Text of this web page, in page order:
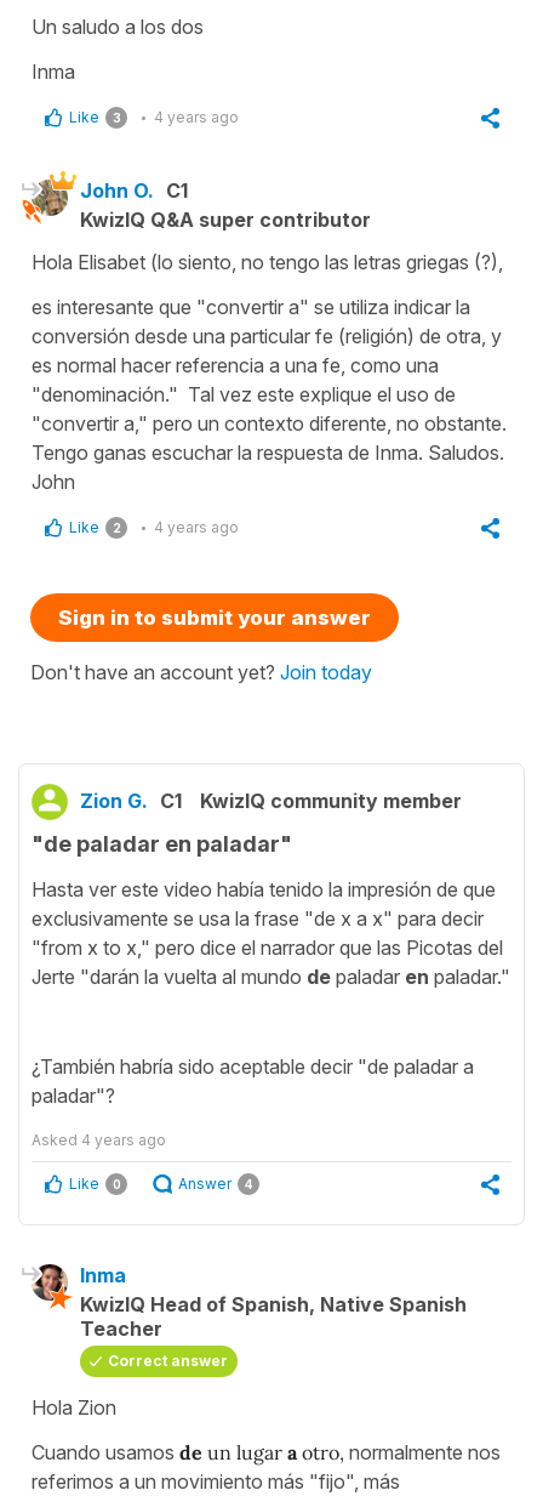
Un saludo a los dos
Inma
Like 3 4 years ago
John O. C1
KwizIQ Q&A super contributor
Hola Elisabet (lo siento, no tengo las letras griegas (?),
es interesante que "convertir a" se utiliza indicar la
conversión desde una particular fe (religión) de otra, y
es normal hacer referencia a una fe, como una
"denominación." Tal vez este explique el uso de
"convertir a," pero un contexto diferente, no obstante.
Tengo ganas escuchar la respuesta de Inma. Saludos.
John
Like 2 4 years ago
Sign in to submit your answer
Don't have an account yet? Join today
Zion G. C1 KwizIQ community member
"de paladar en paladar"
Hasta ver este video había tenido la impresión de que
exclusivamente se usa la frase "de x a x" para decir
"from x to x," pero dice el narrador que las Picotas del
Jerte "darán la vuelta al mundo de paladar en paladar."
¿También habría sido aceptable decir "de paladar a
paladar"?
Asked 4 years ago
Like 0 Answer 4
Inma
KwizIQ Head of Spanish, Native Spanish
Teacher
Correct answer
Hola Zion
Cuando usamos de un lugar a otro, normalmente nos
referimos a un movimiento más "fijo", más